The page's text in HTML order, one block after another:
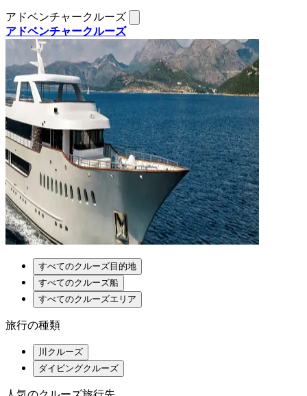
アドベンチャークルーズ
アドベンチャークルーズ
すべてのクルーズ目的地
すべてのクルーズ船
すべてのクルーズエリア
旅行の種類
川クルーズ
ダイビングクルーズ